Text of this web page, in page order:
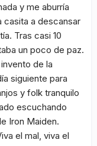
y me aburría
casita a descansar
Tras casi 10
un poco de paz.
de la
siguiente para
y folk tranquilo
escuchando
Iron Maiden.
el mal, viva el